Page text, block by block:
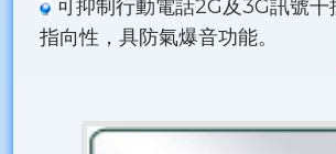
可抑制行動電話2G及3G訊號干
指向性，具防氣爆音功能。